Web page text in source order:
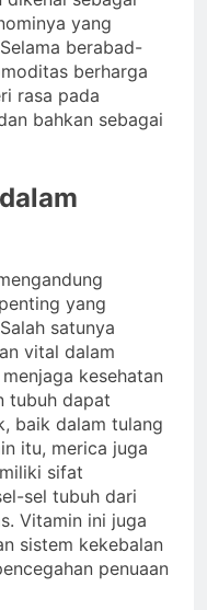
yang
berabad-
berharga
rasa pada
bahkan sebagai
yang
satunya
vital dalam
kesehatan
tubuh dapat
baik dalam tulang
itu, merica juga
sifat
sel tubuh dari
Vitamin ini juga
sistem kekebalan
penuaan